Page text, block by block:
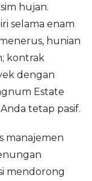
hujan.
selama enam
hunian
kontrak
dengan
Estate
tetap pasif.
manajemen
mendorong